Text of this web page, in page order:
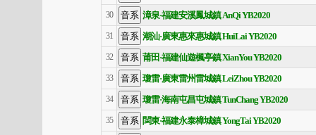
30 漳泉·福建安溪鳳城鎮 AnQi YB2020
31 潮汕·廣東惠來惠城鎮 HuiLai YB2020
32 莆田·福建仙遊楓亭鎮 XianYou YB2020
33 瓊雷·廣東雷州雷城鎮 LeiZhou YB2020
34 瓊雷·海南屯昌屯城鎮 TunChang YB2020
35 閩東·福建永泰樟城鎮 YongTai YB2020